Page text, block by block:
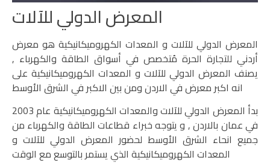
المعرض الدولي للآلات
المعرض الدولي للآلات و المعدات الكهروميكانيكية هو معرض
أردني للتجارة الحرة مُتخصص في أسواق الطاقة والكهرباء ,
يصنف المعرض الدولي للآلات و المعدات الكهروميكانيكية على
انه اكبر معرض في الاردن ومن بين الاكبر في الشرق الأوسط
بدأ المعرض الدولي للآلات والمعدات الكهروميكانيكية عام 2003
في عمان بالاردن , و يتوجه خبراء قطاعات الطاقة والكهرباء من
جميع انحاء الشرق الأوسط لحضور المعرض الدولي للآلات و
المعدات الكهروميكانيكية الذي يستمر بالتوسع مع الوقت